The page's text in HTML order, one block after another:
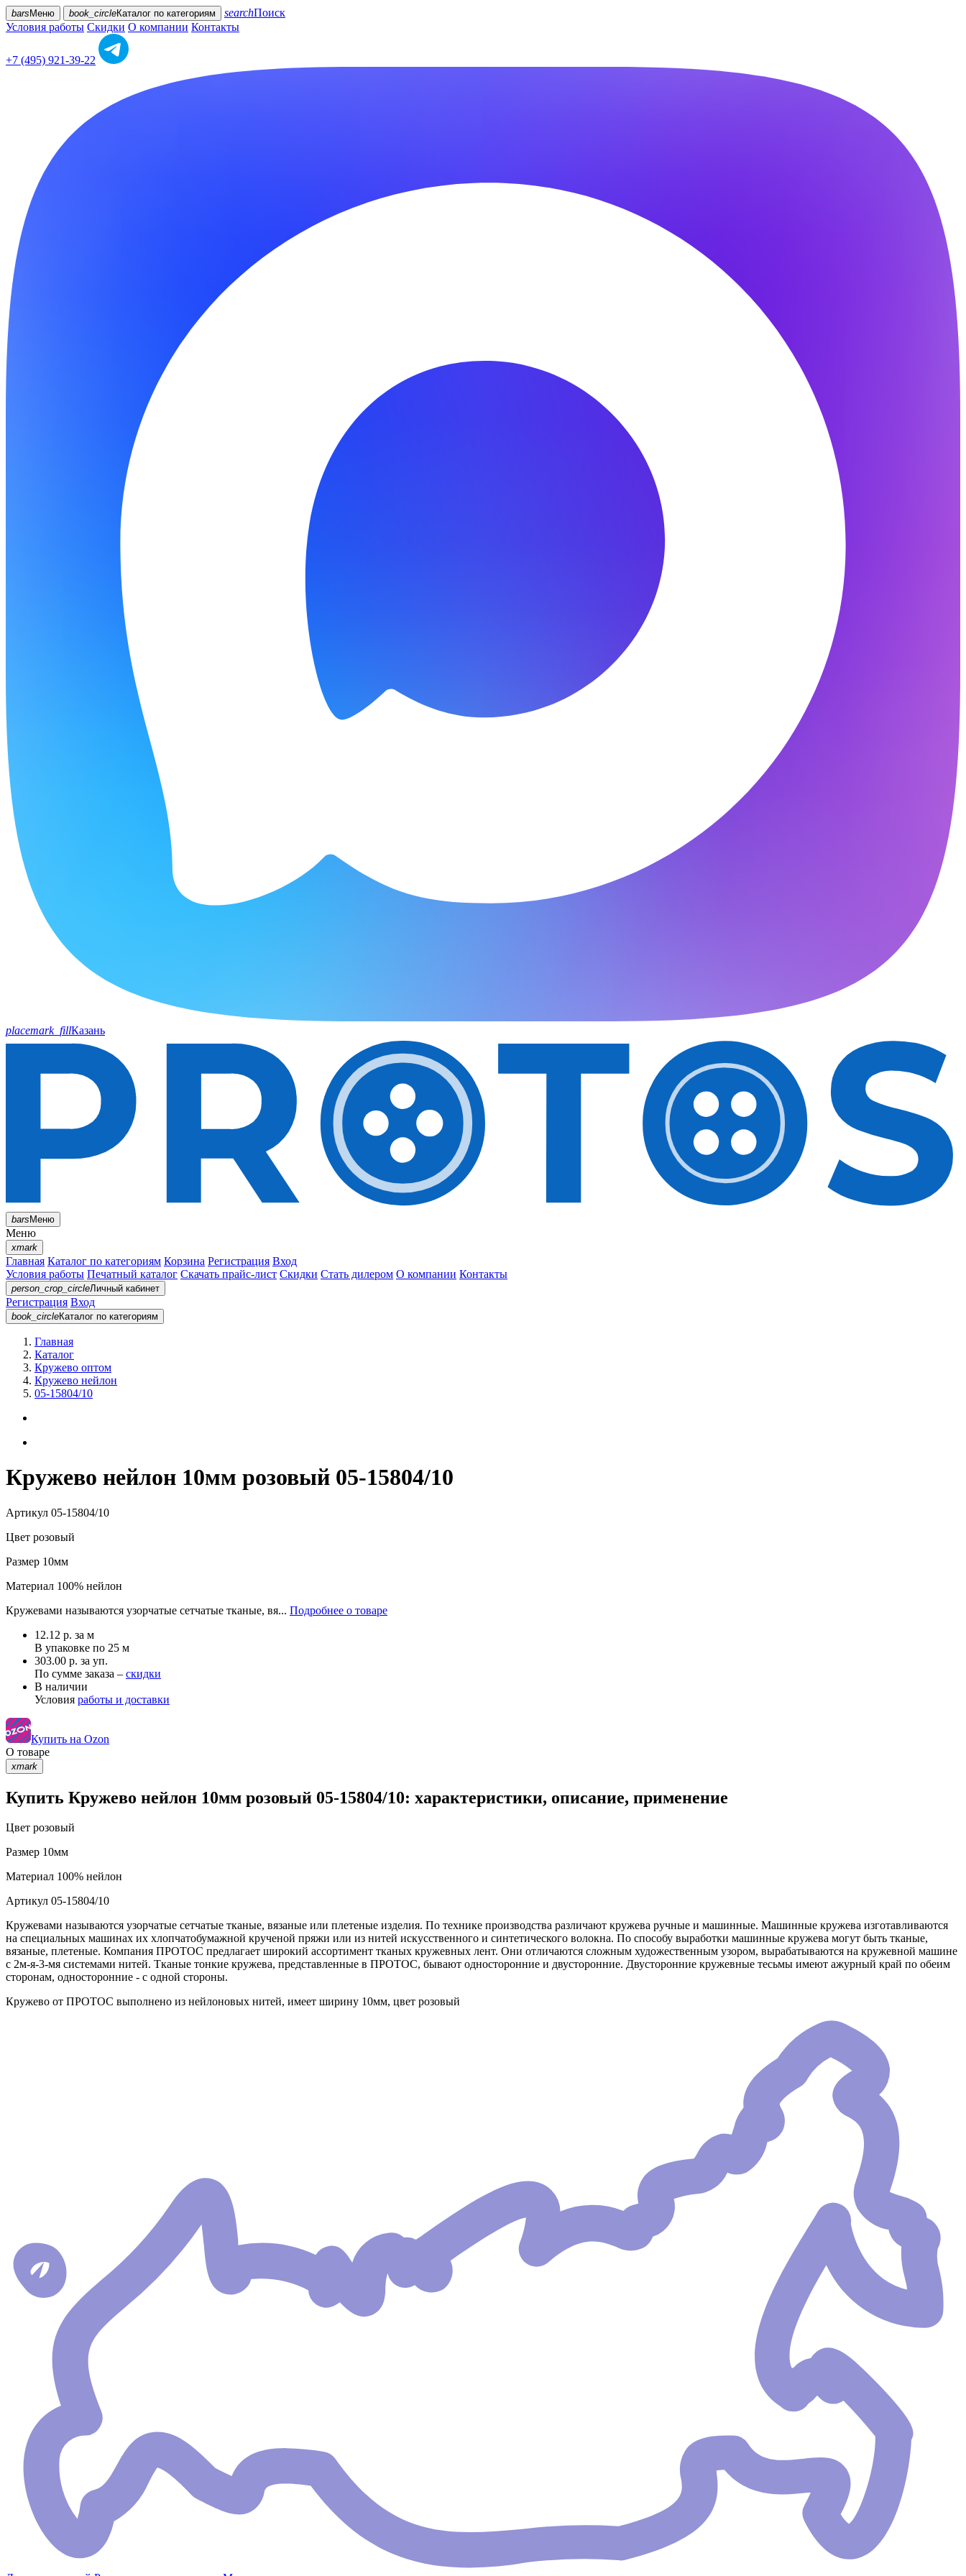
bars Меню book_circleКаталог по категориям searchПоиск
Условия работы Скидки О компании Контакты
+7 (495) 921-39-22
placemark_fillКазань
barsМеню
Меню
xmark
Главная Каталог по категориям Корзина Регистрация Вход
Условия работы Печатный каталог Скачать прайс-лист Скидки Стать дилером О компании Контакты
person_crop_circleЛичный кабинет
Регистрация Вход
book_circleКаталог по категориям
Главная
Каталог
Кружево оптом
Кружево нейлон
05-15804/10
Кружево нейлон 10мм розовый 05-15804/10
Артикул 05-15804/10
Цвет розовый
Размер 10мм
Материал 100% нейлон
Кружевами называются узорчатые сетчатые тканые, вя... Подробнее о товаре
12.12 р. за м
В упаковке по 25 м
303.00 р. за уп.
По сумме заказа – скидки
В наличии
Условия работы и доставки
Купить на Ozon
О товаре
xmark
Купить Кружево нейлон 10мм розовый 05-15804/10: характеристики, описание, применение
Цвет розовый
Размер 10мм
Материал 100% нейлон
Артикул 05-15804/10
Кружевами называются узорчатые сетчатые тканые, вязаные или плетеные изделия. По технике производства различают кружева ручные и машинные. Машинные кружева изготавливаются
на специальных машинах их хлопчатобумажной крученой пряжи или из нитей искусственного и синтетического волокна. По способу выработки машинные кружева могут быть тканые,
вязаные, плетеные. Компания ПРОТОС предлагает широкий ассортимент тканых кружевных лент. Они отличаются сложным художественным узором, вырабатываются на кружевной машине
с 2м-я-3-мя системами нитей. Тканые тонкие кружева, представленные в ПРОТОС, бывают односторонние и двусторонние. Двусторонние кружевные тесьмы имеют ажурный край по обеим
сторонам, односторонние - с одной стороны.
Кружево от ПРОТОС выполнено из нейлоновых нитей, имеет ширину 10мм, цвет розовый